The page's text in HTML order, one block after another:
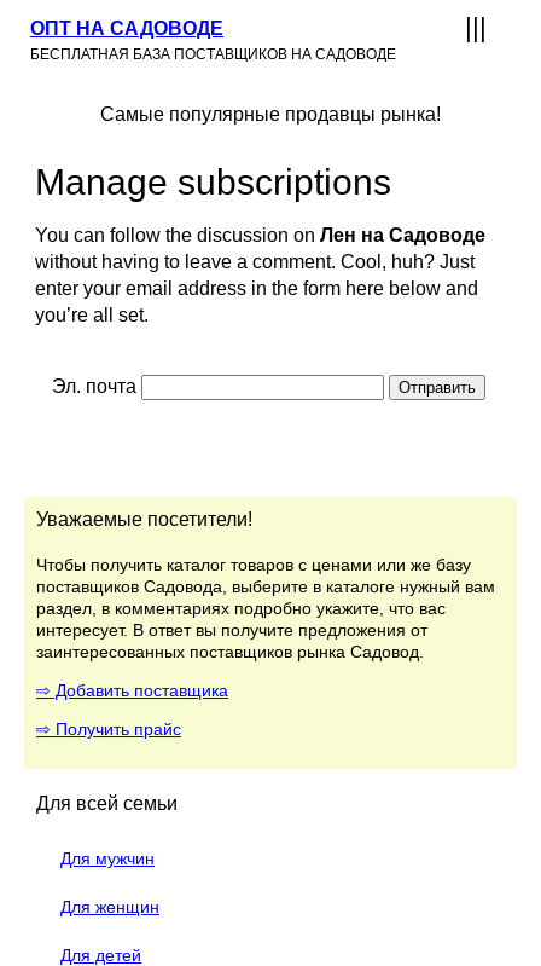
ОПТ НА САДОВОДЕ
БЕСПЛАТНАЯ БАЗА ПОСТАВЩИКОВ НА САДОВОДЕ
Самые популярные продавцы рынка!
Manage subscriptions
You can follow the discussion on Лен на Садоводе
without having to leave a comment. Cool, huh? Just
enter your email address in the form here below and
you’re all set.
Эл. почта
Уважаемые посетители!
Чтобы получить каталог товаров с ценами или же базу
поставщиков Садовода, выберите в каталоге нужный вам
раздел, в комментариях подробно укажите, что вас
интересует. В ответ вы получите предложения от
заинтересованных поставщиков рынка Садовод.
⇨ Добавить поставщика
⇨ Получить прайс
Для всей семьи
Для мужчин
Для женщин
Для детей